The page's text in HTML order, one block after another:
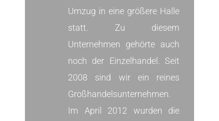
Umzug in eine größere Halle
statt. Zu diesem
Unternehmen gehörte auch
noch der Einzelhandel. Seit
2008 sind wir ein reines
Großhandelsunternehmen.
Im April 2012 wurden die